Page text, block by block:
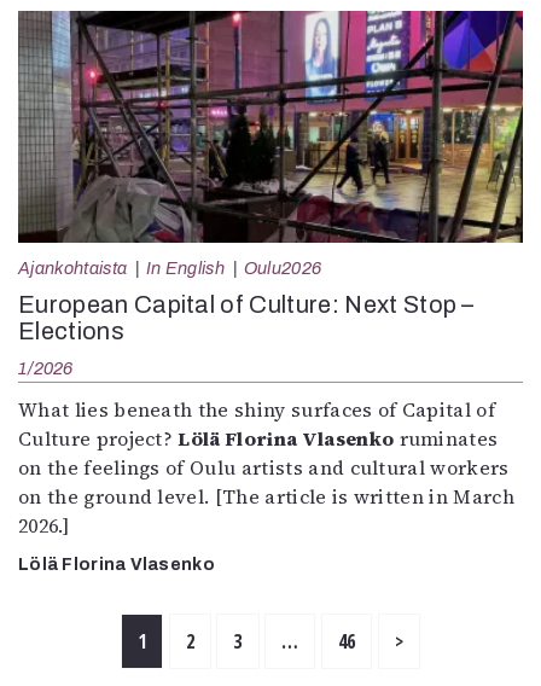
Ajankohtaista In English Oulu2026
European Capital of Culture: Next Stop –
Elections
1/2026
What lies beneath the shiny surfaces of Capital of
Culture project?Lölä Florina Vlasenko ruminates
on the feelings of Oulu artists and cultural workers
on the ground level. [The article is written in March
2026.]
Lölä Florina Vlasenko
1 2 3 … 46 >